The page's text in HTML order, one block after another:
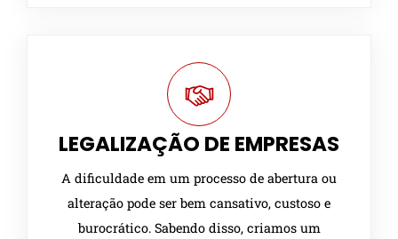
LEGALIZAÇÃO DE EMPRESAS
A dificuldade em um processo de abertura ou
alteração pode ser bem cansativo, custoso e
burocrático. Sabendo disso, criamos um